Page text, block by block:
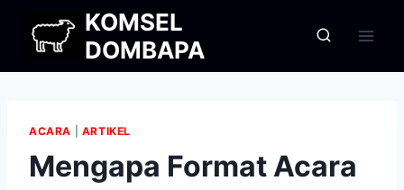
KOMSEL
DOMBAPA
ACARA ARTIKEL
Mengapa Format Acara